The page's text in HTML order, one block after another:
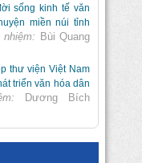
sống kinh tế văn
miền núi tỉnh
nhiệm: Bùi Quang
thư viện Việt Nam
triển văn hóa dân
Dương Bích